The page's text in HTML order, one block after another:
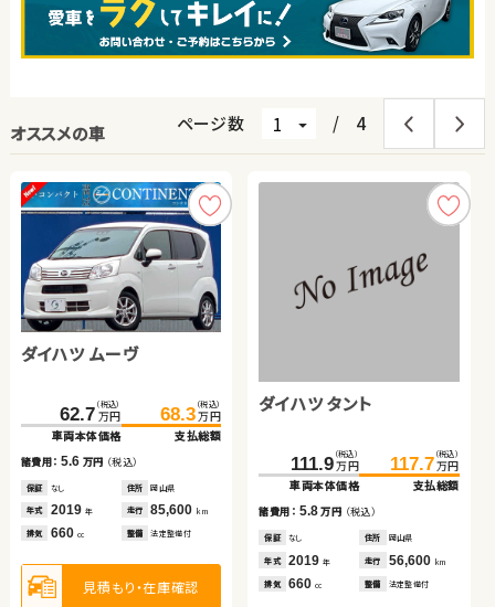
オススメの車 ページ数 / 4
ダイハツ ムーヴ
62.7 （税込）
万円
車両本体価格
68.3 （税込）
万円
支払総額
諸費用：5.6 万円 （税込）
保証 なし 住所 岡山県
年式 2019 年 走行 85,600 km
排気 660 cc 整備 法定整備付
見積もり・在庫確認
ダイハツ タント
111.9 （税込）
万円
車両本体価格
117.7 （税込）
万円
支払総額
諸費用： 5.8万円 （税込）
保証 なし 住所 岡山県
年式 2019年 走行 56,600 km
排気 660cc 整備 法定整備付
ホンダ Ｎ ＢＯＸ
146.4 （税込）
万円
車両本体価格
155.8 （税込）
万円
支払総額
諸費用：9.4 万円 （税込）
保証 あり 住所 岩手県
年式 2022 年 走行 64,400 km
排気 660 cc 整備 法定整備付
見積もり・在庫確認
72.7（税込）
万円
諸費用：9.2 万円（税込）
なし
年式 2016年 走行
排気 1,500 整備 法定整備付
見積もり・在庫確認
トヨタ ヴォクシー
332.5 （税込）
万円
車両本体価格
349.9 （税込）
万円
支払総額
諸費用：17.4万円（税込）
保証 あり 住所 岩手県
年式 2024 年 走行 57,400 km
排気 2,000 整備 法定整備付
見積もり・在庫確認
ダイハツ ムーヴ キャンバ
126.0 （税込）
万円
車両本体価格
132.0 （税込）
万円
支払総額
諸費用： 6.0万円 （税込）
保証 なし 住所 長野県
年式 2020年 走行 53,400 km
排気 660cc 整備 法定整備付
トヨタ アクア
125.2 （税込）
万円
車両本体価格
138.8 （税込）
万円
支払総額
諸費用：13.6万円（税込）
保証 あり 住所 宮城県
年式 2019 年 走行 56,400 km
排気 1,500 整備 法定整備付
見積もり・在庫確認
40.8（税込）
万円
諸費用：9.1 万円（税込）
あり
年式 2015年 走行
排気 650 整備 法定整備付
見積もり・在庫確認